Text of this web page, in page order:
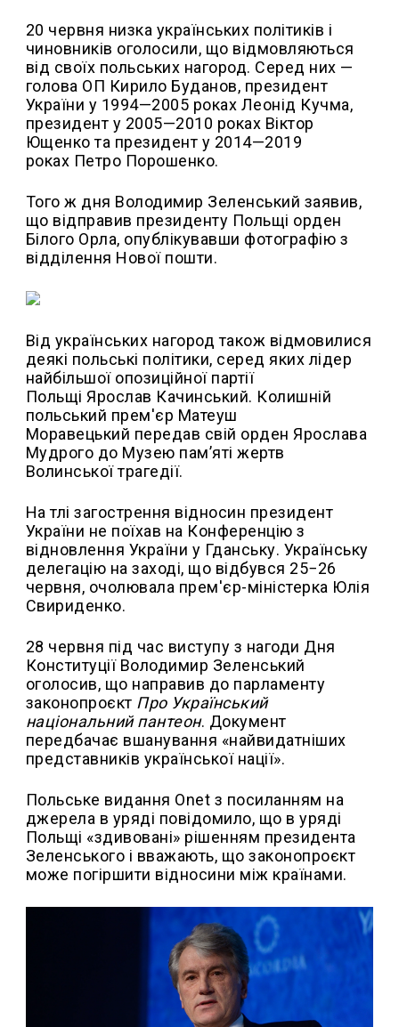
20 червня низка українських політиків і
чиновників оголосили, що відмовляються
від своїх польських нагород. Серед них —
голова ОП Кирило Буданов, президент
України у 1994—2005 роках Леонід Кучма,
президент у 2005—2010 роках Віктор
Ющенко та президент у 2014—2019
роках Петро Порошенко.
Того ж дня Володимир Зеленський заявив,
що відправив президенту Польщі орден
Білого Орла, опублікувавши фотографію з
відділення Нової пошти.
Від українських нагород також відмовилися
деякі польські політики, серед яких лідер
найбільшої опозиційної партії
Польщі Ярослав Качинський. Колишній
польський прем'єр Матеуш
Моравецький передав свій орден Ярослава
Мудрого до Музею пам’яті жертв
Волинської трагедії.
На тлі загострення відносин президент
України не поїхав на Конференцію з
відновлення України у Гданську. Українську
делегацію на заході, що відбувся 25−26
червня, очолювала прем'єр-міністерка Юлія
Свириденко.
28 червня під час виступу з нагоди Дня
Конституції Володимир Зеленський
оголосив, що направив до парламенту
законопроєкт Про Український
національний пантеон. Документ
передбачає вшанування «найвидатніших
представників української нації».
Польське видання Onet з посиланням на
джерела в уряді повідомило, що в уряді
Польщі «здивовані» рішенням президента
Зеленського і вважають, що законопроєкт
може погіршити відносини між країнами.